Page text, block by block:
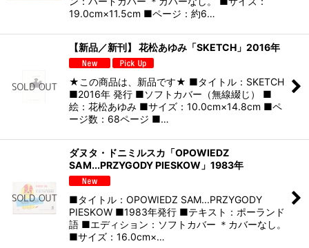
19.0cm×11.5cm ■ページ：約6…
【新品／新刊】 花松あゆみ「SKETCH」2016年
★この商品は、新品です★ ■タイトル：SKETCH
■2016年 発行 ■ソフトカバー（無線綴じ） ■
絵：花松あゆみ ■サイズ：10.0cm×14.8cm ■ペ
ージ数：68ページ ■…
ダヌタ・ドニミルスカ「OPOWIEDZ
SAM...PRZYGODY PIESKOW」1983年
■タイトル：OPOWIEDZ SAM...PRZYGODY
PIESKOW ■1983年発行 ■テキスト：ポーランド
語 ■エディション：ソフトカバー ＊カバーなし。
■サイズ：16.0cm×…